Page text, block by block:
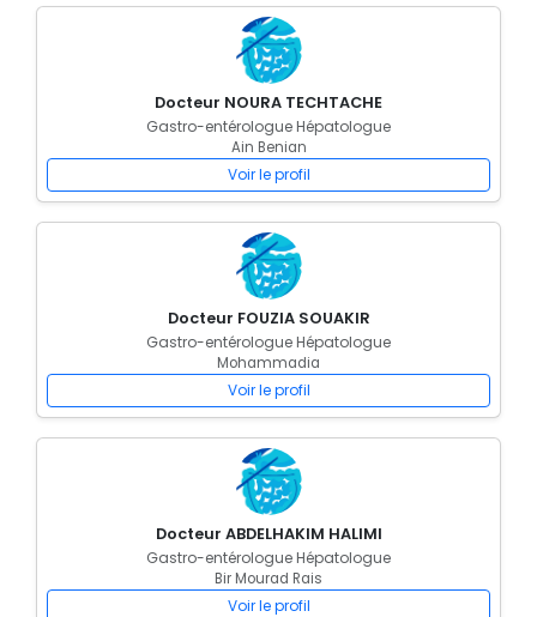
Docteur NOURA TECHTACHE
Gastro-entérologue Hépatologue
Ain Benian
Voir le profil
Docteur FOUZIA SOUAKIR
Gastro-entérologue Hépatologue
Mohammadia
Voir le profil
Docteur ABDELHAKIM HALIMI
Gastro-entérologue Hépatologue
Bir Mourad Rais
Voir le profil